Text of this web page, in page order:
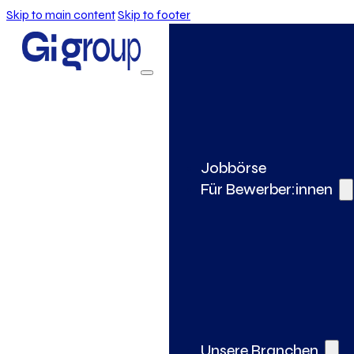
Skip to main contentSkip to footer
Jobbörse
Für Bewerber:innen